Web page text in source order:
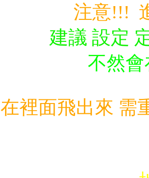
注意!!!
建議 設定
不然
在裡面飛出來 需